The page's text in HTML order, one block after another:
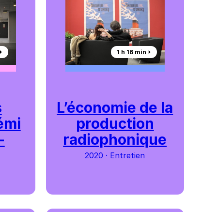
1 h 16 min ⏵︎
L’économie de la
production
radiophonique
2020 · Entretien